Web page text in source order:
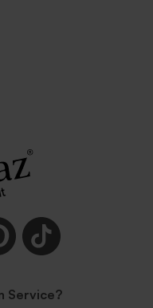
Service?